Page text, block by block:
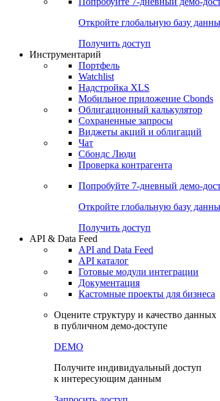
Откройте глобальную базу
Получить доступ
Инструментарий
Портфель
Watchlist
Надстройка XLS
Мобильное приложение Cbonds
Облигационный калькулятор
Сохраненные запросы
Виджеты акций и облигаций
Чат
Сбондс Люди
Проверка контрагента
Попробуйте 7-дневный демо-
Откройте глобальную базу
Получить доступ
API & Data Feed
API and Data Feed
API каталог
Готовые модули интеграции
Документация
Кастомные проекты для бизнеса
Оцените структуру и качество данных
в публичном демо-доступе
DEMO
Получите индивидуальный доступ
к интересующим данным